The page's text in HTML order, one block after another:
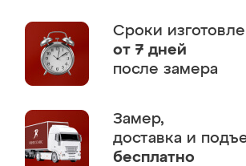
Сроки
от 7 дней
после замера
Замер,
доставка и
бесплатно